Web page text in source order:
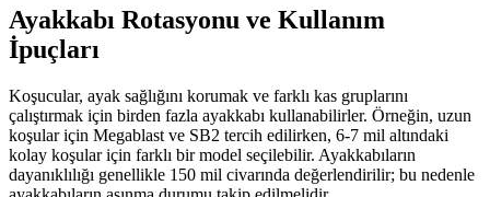
Ayakkabı Rotasyonu ve Kullanım
İpuçları
Koşucular, ayak sağlığını korumak ve farklı kas gruplarını
çalıştırmak için birden fazla ayakkabı kullanabilirler. Örneğin, uzun
koşular için Megablast ve SB2 tercih edilirken, 6-7 mil altındaki
kolay koşular için farklı bir model seçilebilir. Ayakkabıların
dayanıklılığı genellikle 150 mil civarında değerlendirilir; bu nedenle